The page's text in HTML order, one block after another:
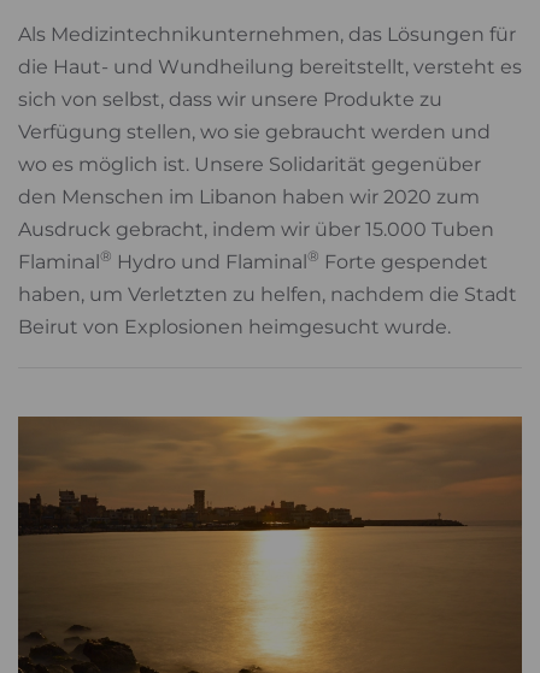
Als Medizintechnikunternehmen, das Lösungen für
die Haut- und Wundheilung bereitstellt, versteht es
sich von selbst, dass wir unsere Produkte zu
Verfügung stellen, wo sie gebraucht werden und
wo es möglich ist. Unsere Solidarität gegenüber
den Menschen im Libanon haben wir 2020 zum
Ausdruck gebracht, indem wir über 15.000 Tuben
Flaminal® Hydro und Flaminal® Forte gespendet
haben, um Verletzten zu helfen, nachdem die Stadt
Beirut von Explosionen heimgesucht wurde.